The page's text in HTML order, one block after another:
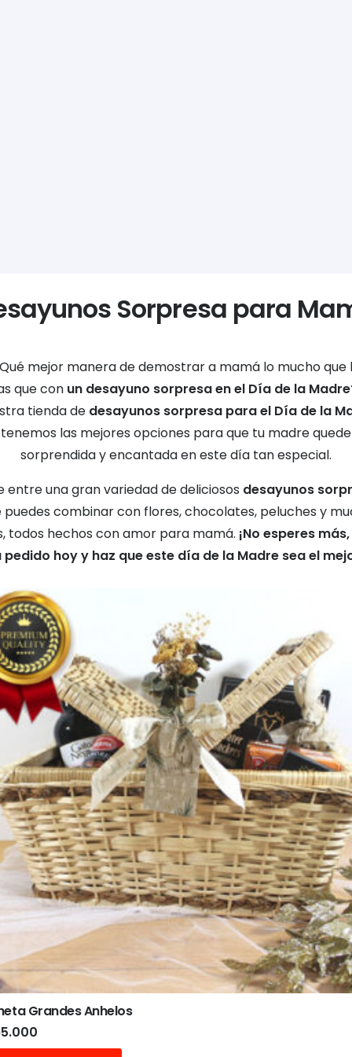
Sorpresa para
mejor manera de demostrar a mamá lo mucho que
que con un desayuno sorpresa en el Día de la Madre
tienda de desayunos sorpresa para el Día de la
tenemos las mejores opciones para que tu madre quede
sorprendida y encantada en este día tan especial.
entre una gran variedad de deliciosos desayunos
puedes combinar con flores, chocolates, peluches y
todos hechos con amor para mamá. ¡No esperes
pedido hoy y haz que este día de la Madre sea el
Grandes Anhelos